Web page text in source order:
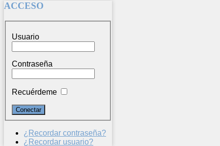
ACCESO
Usuario
Contraseña
Recuérdeme
¿Recordar contraseña?
¿Recordar usuario?